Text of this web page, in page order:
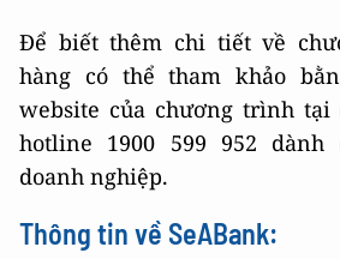
Để biết thêm chi tiết về
hàng có thể tham khảo
website của chương trình tại
hotline 1900 599 952 dành
doanh nghiệp.
Thông tin về SeABank: